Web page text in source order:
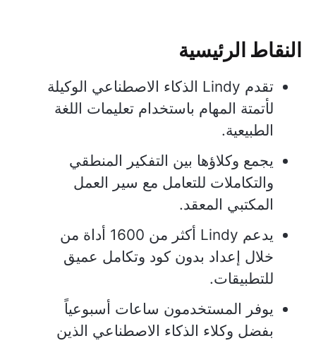
النقاط الرئيسية
تقدم Lindy الذكاء الاصطناعي الوكيلة
لأتمتة المهام باستخدام تعليمات اللغة
الطبيعية.
يجمع وكلاؤها بين التفكير المنطقي
والتكاملات للتعامل مع سير العمل
المكتبي المعقد.
يدعم Lindy أكثر من 1600 أداة من
خلال إعداد بدون كود وتكامل عميق
للتطبيقات.
يوفر المستخدمون ساعات أسبوعياً
بفضل وكلاء الذكاء الاصطناعي الذين